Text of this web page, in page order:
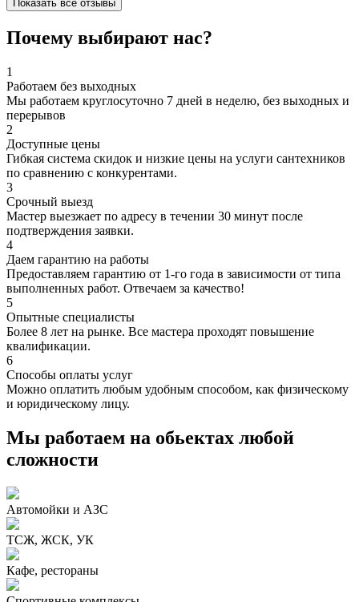
Показать все отзывы
Почему выбирают нас?
1
Работаем без выходных
Мы работаем круглосуточно 7 дней в неделю, без выходных и
перерывов
2
Доступные цены
Гибкая система скидок и низкие цены на услуги сантехников
по сравнению с конкурентами.
3
Срочный выезд
Мастер выезжает по адресу в течении 30 минут после
подтверждения заявки.
4
Даем гарантию на работы
Предоставляем гарантию от 1-го года в зависимости от типа
выполненных работ. Отвечаем за качество!
5
Опытные специалисты
Более 8 лет на рынке. Все мастера проходят повышение
квалификации.
6
Способы оплаты услуг
Можно оплатить любым удобным способом, как физическому
и юридическому лицу.
Мы работаем на обьектах любой
сложности
Автомойки и АЗС
ТСЖ, ЖСК, УК
Кафе, рестораны